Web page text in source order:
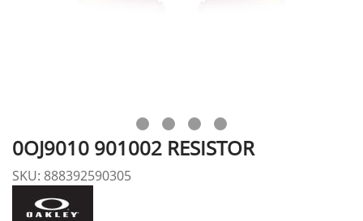
0OJ9010 901002 RESISTOR
SKU: 888392590305